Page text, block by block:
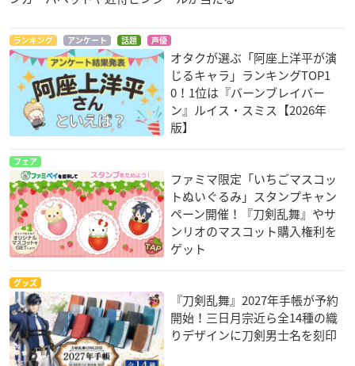
ランキング アンケート 話題 声優
オタクが選ぶ「阿座上洋平が演
じるキャラ」ランキングTOP1
0！1位は『バーンブレイバー
ン』ルイス・スミス【2026年
版】
フェア
ファミマ限定「いちごマスコッ
トぬいぐるみ」スタンプキャン
ペーン開催！『刀剣乱舞』やサ
ンリオのマスコット購入権利を
ゲット
グッズ
『刀剣乱舞』2027年手帳が予約
開始！三日月宗近ら全14種の織
りデザインに刀剣男士名を刻印